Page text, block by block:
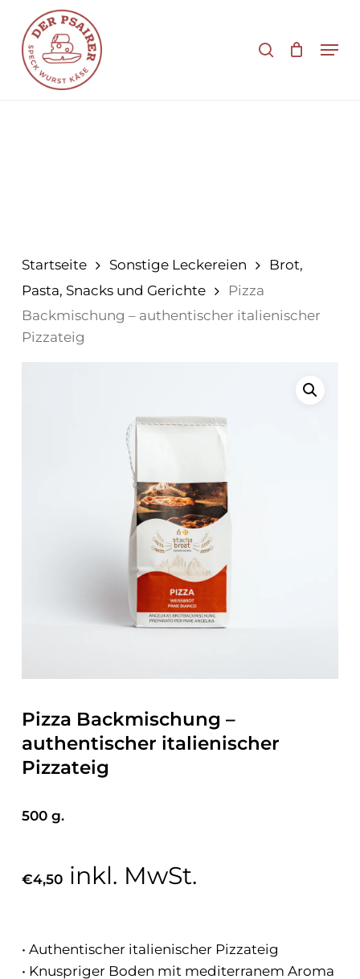
Hauptinhalt
springen
Startseite Sonstige Leckereien
Brot,
Pasta, Snacks und Gerichte
Pizza
Backmischung – authentischer italienischer
Pizzateig
Pizza Backmischung –
authentischer italienischer
Pizzateig
500 g.
€4,50 inkl. MwSt.
• Authentischer italienischer Pizzateig
• Knuspriger Boden mit mediterranem Aroma